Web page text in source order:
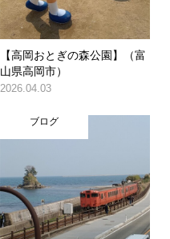
【高岡おとぎの森公園】（富
山県高岡市）
2026.04.03
ブログ